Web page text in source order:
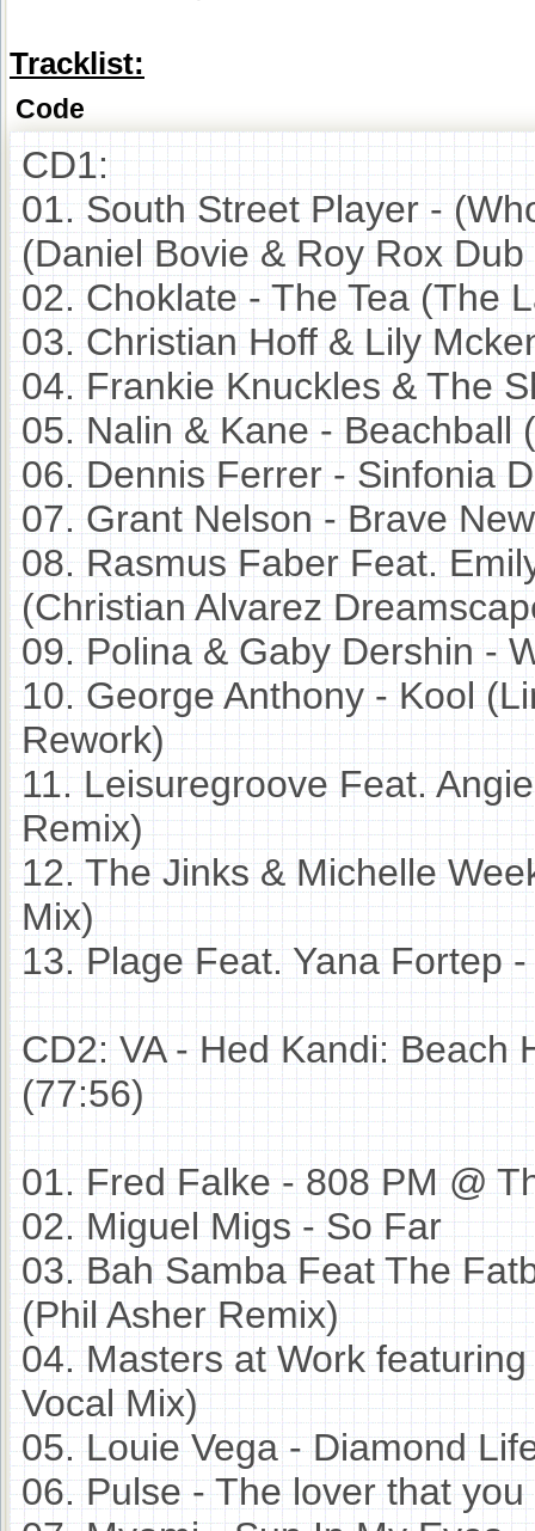
Tracklist:
Code
CD1:
01. South Street Player -
(Daniel Bovie & Roy Rox Dub
02. Choklate - The Tea (The
03. Christian Hoff & Lily
04. Frankie Knuckles & The
05. Nalin & Kane - Beachball
06. Dennis Ferrer - Sinfonia
07. Grant Nelson - Brave
08. Rasmus Faber Feat.
(Christian Alvarez
09. Polina & Gaby Dershin -
10. George Anthony - Kool
Rework)
11. Leisuregroove Feat.
Remix)
12. The Jinks & Michelle
Mix)
13. Plage Feat. Yana Fortep
CD2: VA - Hed Kandi: Beach
(77:56)
01. Fred Falke - 808 PM @
02. Miguel Migs - So Far
03. Bah Samba Feat The
(Phil Asher Remix)
04. Masters at Work
Vocal Mix)
05. Louie Vega - Diamond
06. Pulse - The lover that